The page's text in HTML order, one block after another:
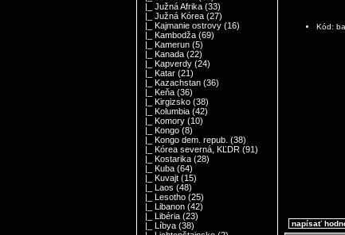
|_ Južná Afrika (33)
|_ Južná Kórea (27)
|_ Kajmanie ostrovy (16)
|_ Kambodža (69)
|_ Kamerun (5)
|_ Kanada (22)
|_ Kapverdy (24)
|_ Katar (21)
|_ Kazachstan (36)
|_ Keňa (36)
|_ Kirgizsko (38)
|_ Kolumbia (42)
|_ Komory (10)
|_ Kongo (8)
|_ Kongo dem. repub. (38)
|_ Kórea severná, KĽDR (91)
|_ Kostarika (28)
|_ Kuba (64)
|_ Kuvajt (15)
|_ Laos (48)
|_ Lesotho (25)
|_ Libanon (42)
|_ Libéria (23)
|_ Líbya (38)
Kód:
napísať